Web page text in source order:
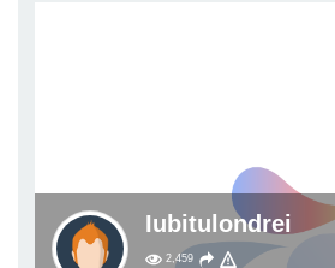
Iubitulondrei
2,459